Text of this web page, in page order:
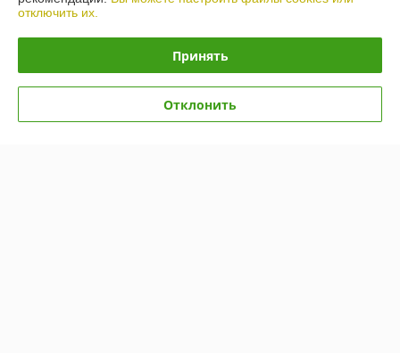
Политика обработки cookies
Сайт создан на платформе Deal.by
отключить их.
Принять
Отклонить